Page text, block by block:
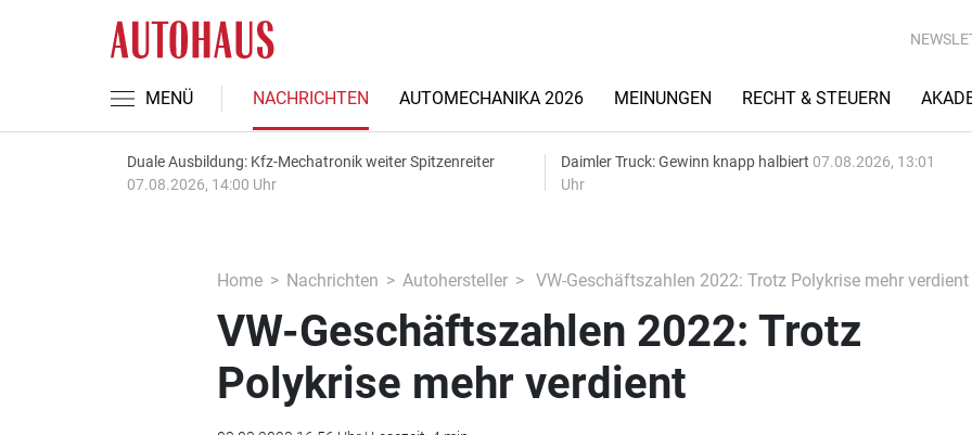
MENÜ NACHRICHTEN AUTOMECHANIKA 2026 MEINUNGEN RECHT & STEUERN
Duale Ausbildung: Kfz-Mechatronik weiter Spitzenreiter
07.08.2026, 14:00 Uhr
Daimler Truck: Gewinn knapp halbiert 07.08.2026, 13:01
Uhr
Home Nachrichten Autohersteller VW-Geschäftszahlen 2022: Trotz Polykrise mehr verdient
VW-Geschäftszahlen 2022: Trotz
Polykrise mehr verdient